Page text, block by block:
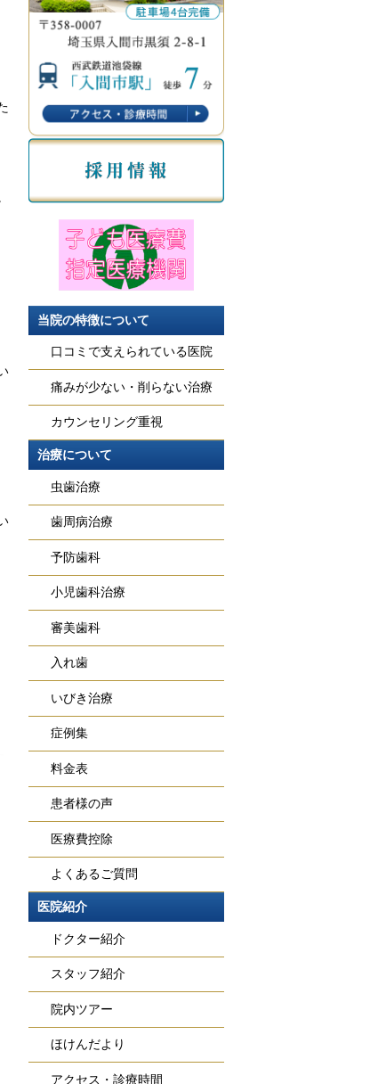
当院の特徴について
口コミで支えられている医院
痛みが少ない・削らない治療
カウンセリング重視
治療について
虫歯治療
歯周病治療
予防歯科
小児歯科治療
審美歯科
入れ歯
いびき治療
症例集
料金表
患者様の声
医療費控除
よくあるご質問
医院紹介
ドクター紹介
スタッフ紹介
院内ツアー
ほけんだより
アクセス・診療時間